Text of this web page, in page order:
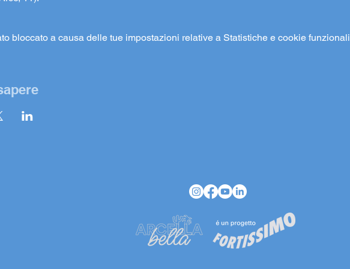
bloccato a causa delle tue impostazioni relative a Statistiche e cookie